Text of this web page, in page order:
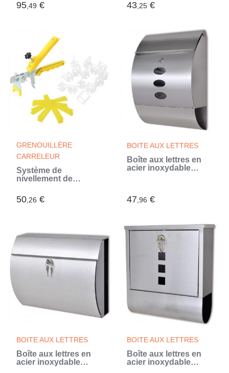
95,49 € 43,25 €
GRENOUILLÈRE
CARRELEUR
Système de
nivellement de
500 clips 3 mm
50,26 €
BOITE AUX LETTRES
Boîte aux lettres en
acier inoxydable
47,96 €
BOITE AUX LETTRES
Boîte aux lettres en
acier inoxydable
BOITE AUX LETTRES
Boîte aux lettres en
acier inoxydable